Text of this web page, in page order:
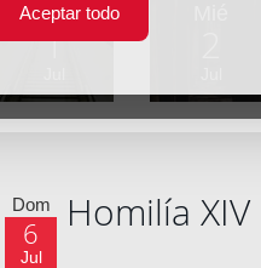
Aceptar todo
Mar
1
Dom
6
Jul
Homilía